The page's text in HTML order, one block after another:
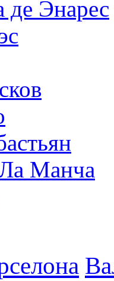
де Энарес
Манча